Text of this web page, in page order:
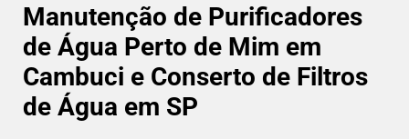
Manutenção de Purificadores
de Água Perto de Mim em
Cambuci e Conserto de Filtros
de Água em SP